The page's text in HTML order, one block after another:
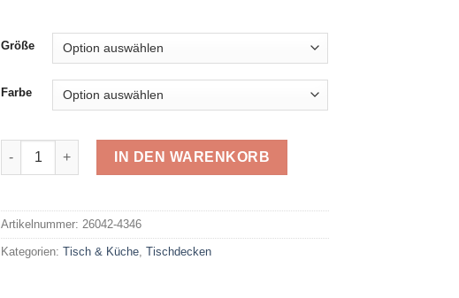
Größe
Farbe
Tischdecke 4346 Menge
IN DEN WARENKORB
Artikelnummer: 26042-4346
Kategorien:Tisch & Küche ,Tischdecken